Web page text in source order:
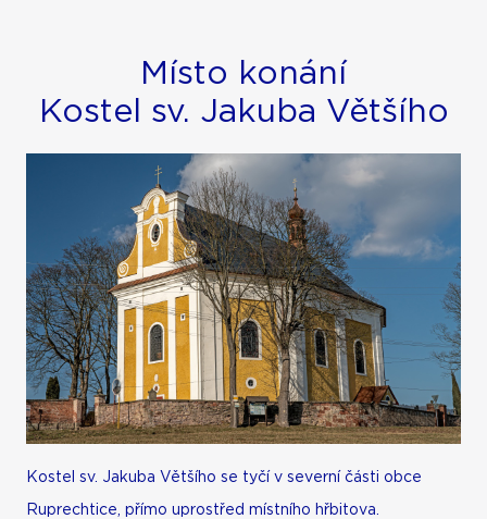
Místo konání
Kostel sv. Jakuba Většího
Kostel sv. Jakuba Většího se tyčí v severní části obce
Ruprechtice, přímo uprostřed místního hřbitova.